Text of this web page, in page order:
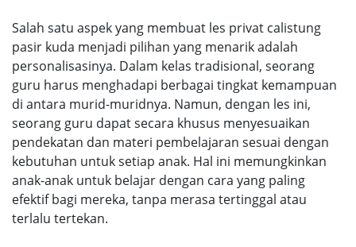
Salah satu aspek yang membuat les privat calistung
pasir kuda menjadi pilihan yang menarik adalah
personalisasinya. Dalam kelas tradisional, seorang
guru harus menghadapi berbagai tingkat kemampuan
di antara murid-muridnya. Namun, dengan les ini,
seorang guru dapat secara khusus menyesuaikan
pendekatan dan materi pembelajaran sesuai dengan
kebutuhan untuk setiap anak. Hal ini memungkinkan
anak-anak untuk belajar dengan cara yang paling
efektif bagi mereka, tanpa merasa tertinggal atau
terlalu tertekan.